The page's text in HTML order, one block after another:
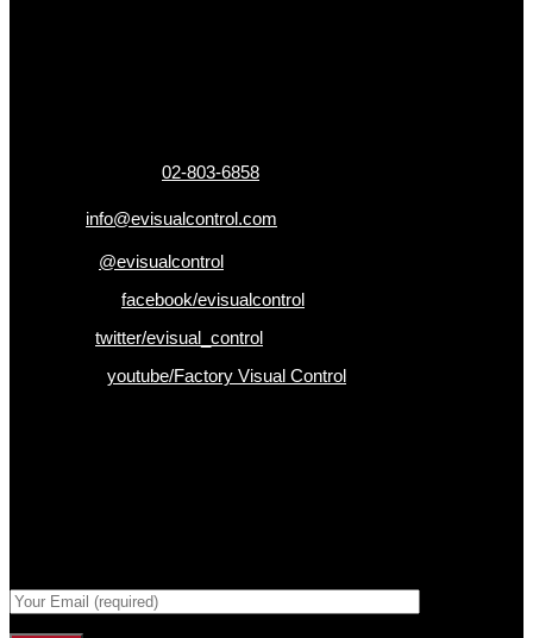
02-803-6858
info@evisualcontrol.com
@evisualcontrol
facebook/evisualcontrol
twitter/evisual_control
youtube/Factory Visual Control